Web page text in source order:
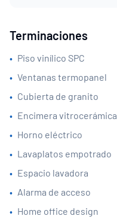
Terminaciones
• Piso vinílico SPC
• Ventanas termopanel
• Cubierta de granito
• Encimera vitrocerámica
• Horno eléctrico
• Lavaplatos empotrado
• Espacio lavadora
• Alarma de acceso
• Home office design